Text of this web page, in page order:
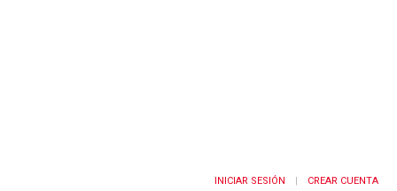
INICIAR SESIÓN CREAR CUENTA